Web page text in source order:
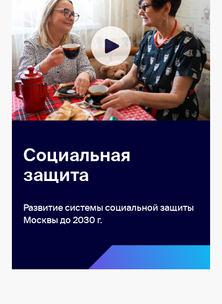
Социальная
защита
Развитие системы социальной защиты
Москвы до 2030 г.